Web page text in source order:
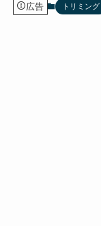
広告 トリミング